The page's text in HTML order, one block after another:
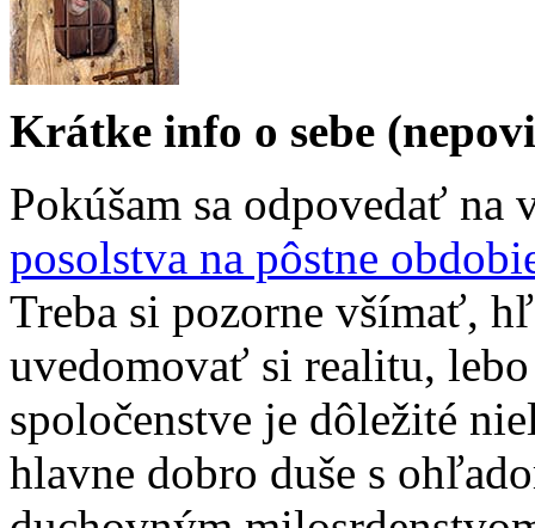
Krátke info o sebe
Pokúšam sa odpovedať
posolstva na pôstne
Treba si pozorne všímať,
uvedomovať si realitu,
spoločenstve je dôležité
hlavne dobro duše s